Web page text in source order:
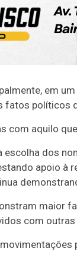
em
fatos políticos
com aquilo
dos
apoio à
com